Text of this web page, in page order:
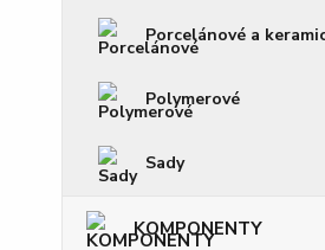
Porcelánové a
Polymerové
Sady
KOMPONENTY